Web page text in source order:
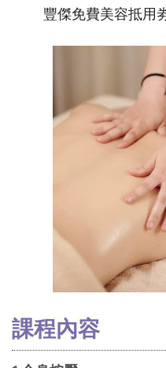
豐傑免費美容抵用
課程內容